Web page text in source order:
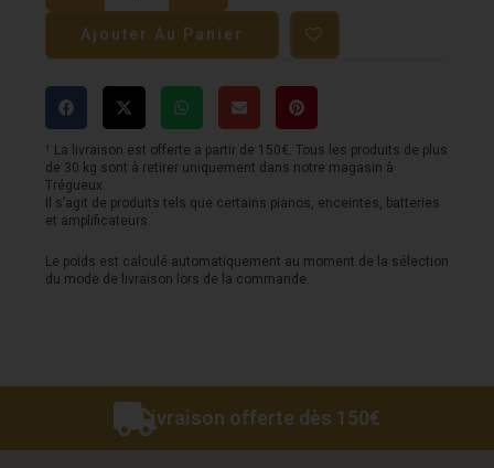
Pack
carte
FOCUSRITE
-
Solo
-
casque
Ajouter Au Panier
¹ La livraison est offerte a partir de 150€. Tous les produits de plus
de 30 kg sont à retirer uniquement dans notre magasin à
Trégueux.
Il s’agit de produits tels que certains pianos, enceintes, batteries
et amplificateurs.
Le poids est calculé automatiquement au moment de la sélection
du mode de livraison lors de la commande.
Livraison offerte dès 150€